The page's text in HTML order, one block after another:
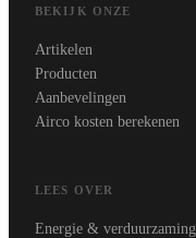
BEKIJK ONZE
Artikelen
Producten
Aanbevelingen
Airco kosten berekenen
LEES OVER
Energie & verduurzaming